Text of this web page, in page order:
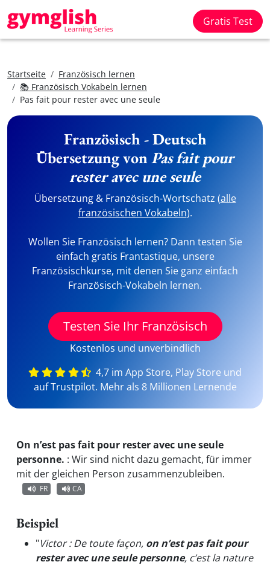
Gratis Test
Startseite
Französisch lernen
📚 Französisch Vokabeln lernen
Pas fait pour rester avec une seule
Französisch - Deutsch
Übersetzung vonPas fait pour
rester avec une seule
Übersetzung & Französisch-Wortschatz (alle
französischen Vokabeln).
Wollen Sie Französisch lernen? Dann testen Sie
einfach gratis Frantastique, unsere
Französischkurse, mit denen Sie ganz einfach
Französisch-Vokabeln lernen.
Testen Sie Ihr Französisch
Kostenlos und unverbindlich
4,7 im App Store, Play Store und
auf Trustpilot. Mehr als 8 Millionen Lernende
On n’est pas fait pour rester avec une seule
personne. : Wir sind nicht dazu gemacht, für immer
mit der gleichen Person zusammenzubleiben.
FR CA
Beispiel
"Victor : De toute façon, on n’est pas fait pour
rester avec une seule personne, c’est la nature